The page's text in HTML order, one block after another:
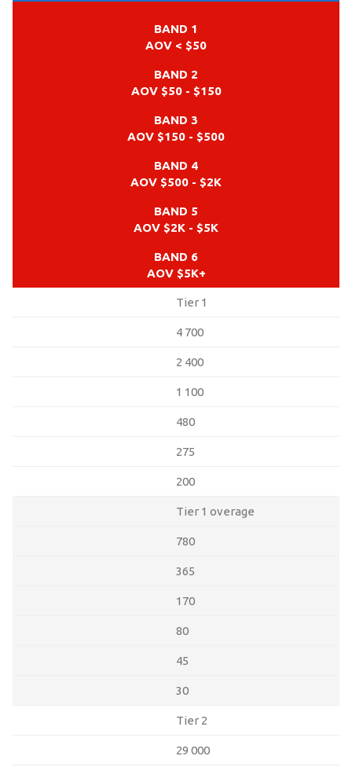
BAND 1
AOV < $50
BAND 2
AOV $50 - $150
BAND 3
AOV $150 - $500
BAND 4
AOV $500 - $2K
BAND 5
AOV $2K - $5K
BAND 6
AOV $5K+
Tier 1
4 700
2 400
1 100
480
275
200
Tier 1 overage
780
365
170
80
45
30
Tier 2
29 000